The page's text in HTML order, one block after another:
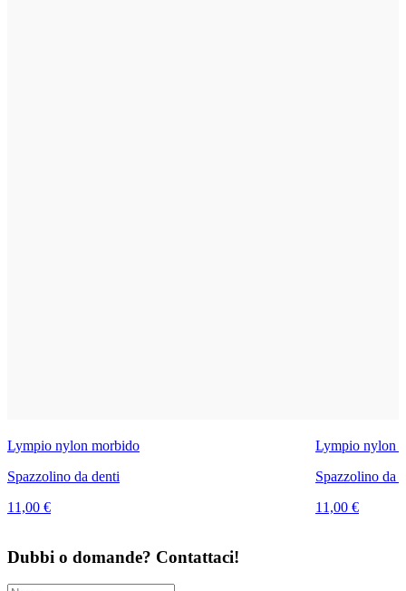
Lympio nylon morbido
Spazzolino da denti
11,00 €
Lympio nylon
Spazzolino da
11,00 €
Dubbi o domande? Contattaci!